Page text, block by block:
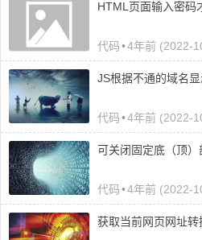
HTML页面输入密码
代码•4年前 (2022-
JS根据不通的域名
代码•4年前 (2022-
可关闭固定底（顶
代码•4年前 (2022-
获取当前网页网址